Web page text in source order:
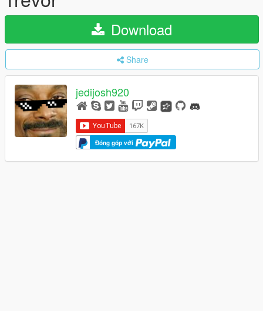
Download
Share
jedijosh920
Đóng góp với